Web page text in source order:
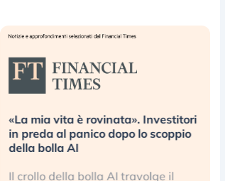
«La mia vita è rovinata». Investitori
in preda al panico dopo lo scoppio
della bolla AI
Il crollo della bolla AI travolge il